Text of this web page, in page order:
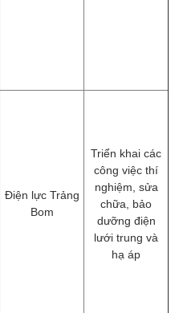
Điện lực Trảng
Bom
Triển khai các
công việc thí
nghiệm, sửa
chữa, ​bảo
dưỡng điện
lưới trung và
hạ áp